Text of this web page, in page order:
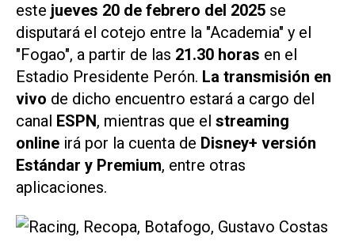
este jueves 20 de febrero del 2025 se
disputará el cotejo entre la "Academia" y el
"Fogao", a partir de las 21.30 horas en el
Estadio Presidente Perón. La transmisión en
vivo de dicho encuentro estará a cargo del
canal ESPN, mientras que el streaming
online irá por la cuenta de Disney+ versión
Estándar y Premium, entre otras
aplicaciones.